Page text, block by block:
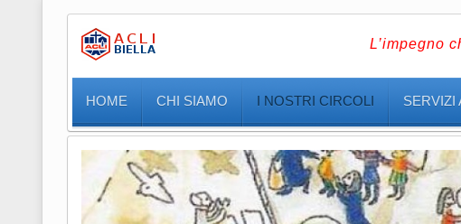
L’impegno
HOME CHI SIAMO I NOSTRI CIRCOLI SERVIZI